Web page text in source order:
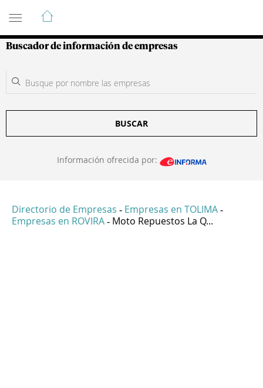
Guía de Empresas Colombianas
Buscador de información de empresas
BUSCAR
Información ofrecida por:
Directorio de Empresas - Empresas en TOLIMA -
Empresas en ROVIRA - Moto Repuestos La Q...